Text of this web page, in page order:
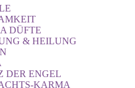
DÜFTE
& HEILUNG
DER ENGEL
KARMA